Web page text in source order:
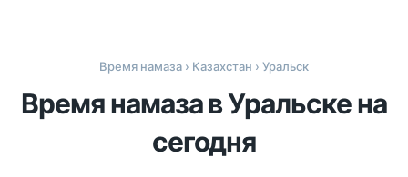
Время намаза › Казахстан › Уральск
Время намаза в Уральске на
сегодня